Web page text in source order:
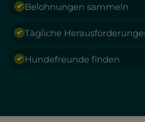
Belohnungen sammeln
Tägliche
Hundefreunde finden